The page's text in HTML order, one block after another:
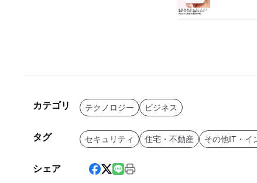
カテゴリ テクノロジー ビジネス
タグ セキュリティ 住宅・不動産 その他IT・イ
シェア